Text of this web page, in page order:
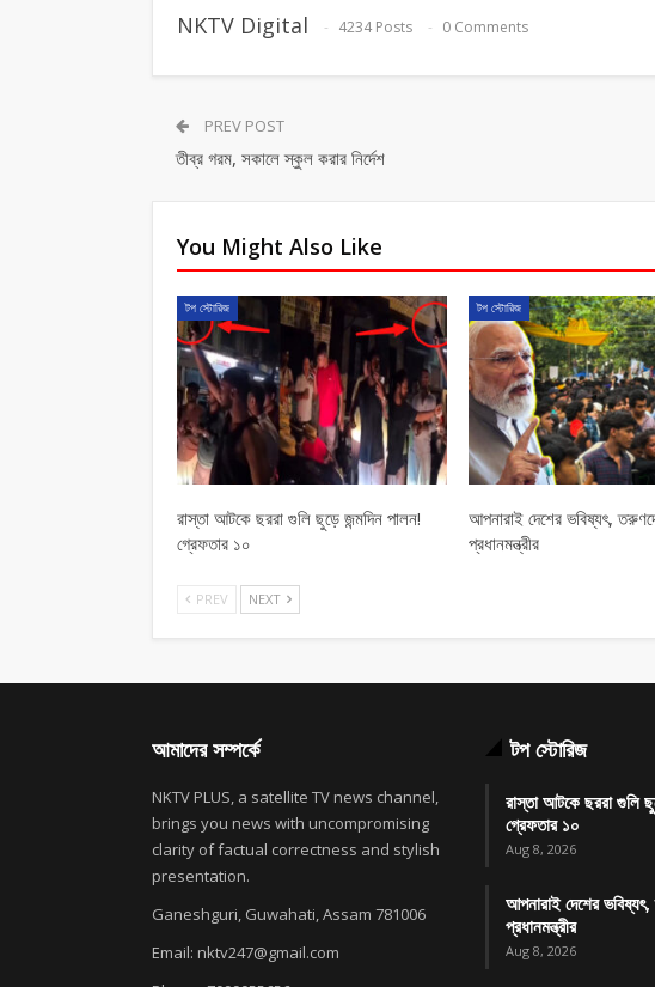
NKTV Digital 4234 Posts 0 Comments
PREV POST
তীব্র গরম, সকালে স্কুল করার নির্দেশ
You Might Also Like
টপ স্টোরিজ
রাস্তা আটকে ছররা গুলি ছুড়ে জন্মদিন পালন!
গ্রেফতার ১০
টপ স্টোরিজ
আপনারাই দেশের ভবিষ্যৎ,
প্রধানমন্ত্রীর
PREV NEXT
আমাদের সম্পর্কে
NKTV PLUS, a satellite TV news channel,
brings you news with uncompromising
clarity of factual correctness and stylish
presentation.
Ganeshguri, Guwahati, Assam 781006
Email: nktv247@gmail.com
টপ স্টোরিজ
রাস্তা আটকে ছররা গুলি
গ্রেফতার ১০
Aug 8, 2026
আপনারাই দেশের ভবিষ্যৎ,
প্রধানমন্ত্রীর
Aug 8, 2026